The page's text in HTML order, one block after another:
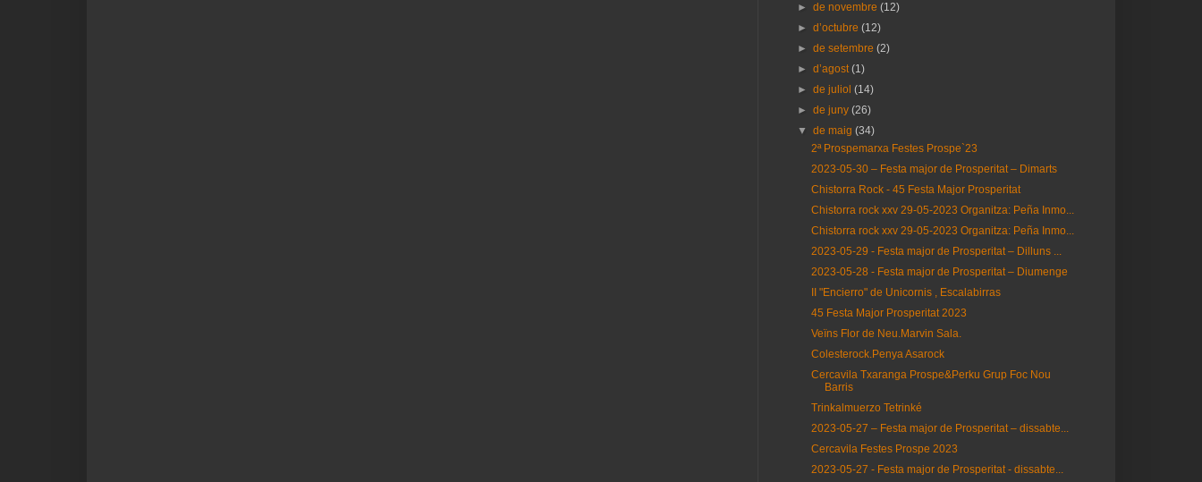
►de novembre(12)
►d’octubre(12)
►de setembre(2)
►d’agost(1)
►de juliol(14)
►de juny(26)
▼de maig(34)
2ª Prospemarxa Festes Prospe`23
2023-05-30 – Festa major de Prosperitat – Dimarts
Chistorra Rock - 45 Festa Major Prosperitat
Chistorra rock xxv 29-05-2023 Organitza: Peña Inmo...
Chistorra rock xxv 29-05-2023 Organitza: Peña Inmo...
2023-05-29 - Festa major de Prosperitat – Dilluns ...
2023-05-28 - Festa major de Prosperitat – Diumenge
II "Encierro" de Unicornis , Escalabirras
45 Festa Major Prosperitat 2023
Veïns Flor de Neu.Marvin Sala.
Colesterock.Penya Asarock
Cercavila Txaranga Prospe&Perku Grup Foc Nou
Barris
Trinkalmuerzo Tetrinké
2023-05-27 – Festa major de Prosperitat – dissabte...
Cercavila Festes Prospe 2023
2023-05-27 - Festa major de Prosperitat - dissabte...